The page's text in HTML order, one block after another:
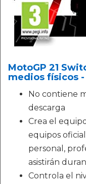
MotoGP 21
medios físicos
No contiene
descarga
Crea el
equipos
personal,
asistirán
Controla el